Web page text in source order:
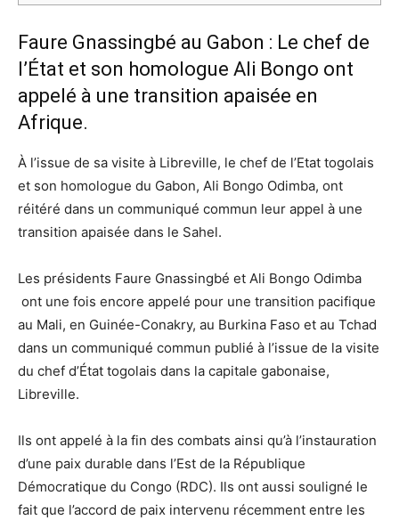
Faure Gnassingbé au Gabon : Le chef de
l’État et son homologue Ali Bongo ont
appelé à une transition apaisée en
Afrique.
À l’issue de sa visite à Libreville, le chef de l’Etat togolais
et son homologue du Gabon, Ali Bongo Odimba, ont
réitéré dans un communiqué commun leur appel à une
transition apaisée dans le Sahel.
Les présidents Faure Gnassingbé et Ali Bongo Odimba
ont une fois encore appelé pour une transition pacifique
au Mali, en Guinée-Conakry, au Burkina Faso et au Tchad
dans un communiqué commun publié à l’issue de la visite
du chef d’État togolais dans la capitale gabonaise,
Libreville.
Ils ont appelé à la fin des combats ainsi qu’à l’instauration
d’une paix durable dans l’Est de la République
Démocratique du Congo (RDC). Ils ont aussi souligné le
fait que l’accord de paix intervenu récemment entre les